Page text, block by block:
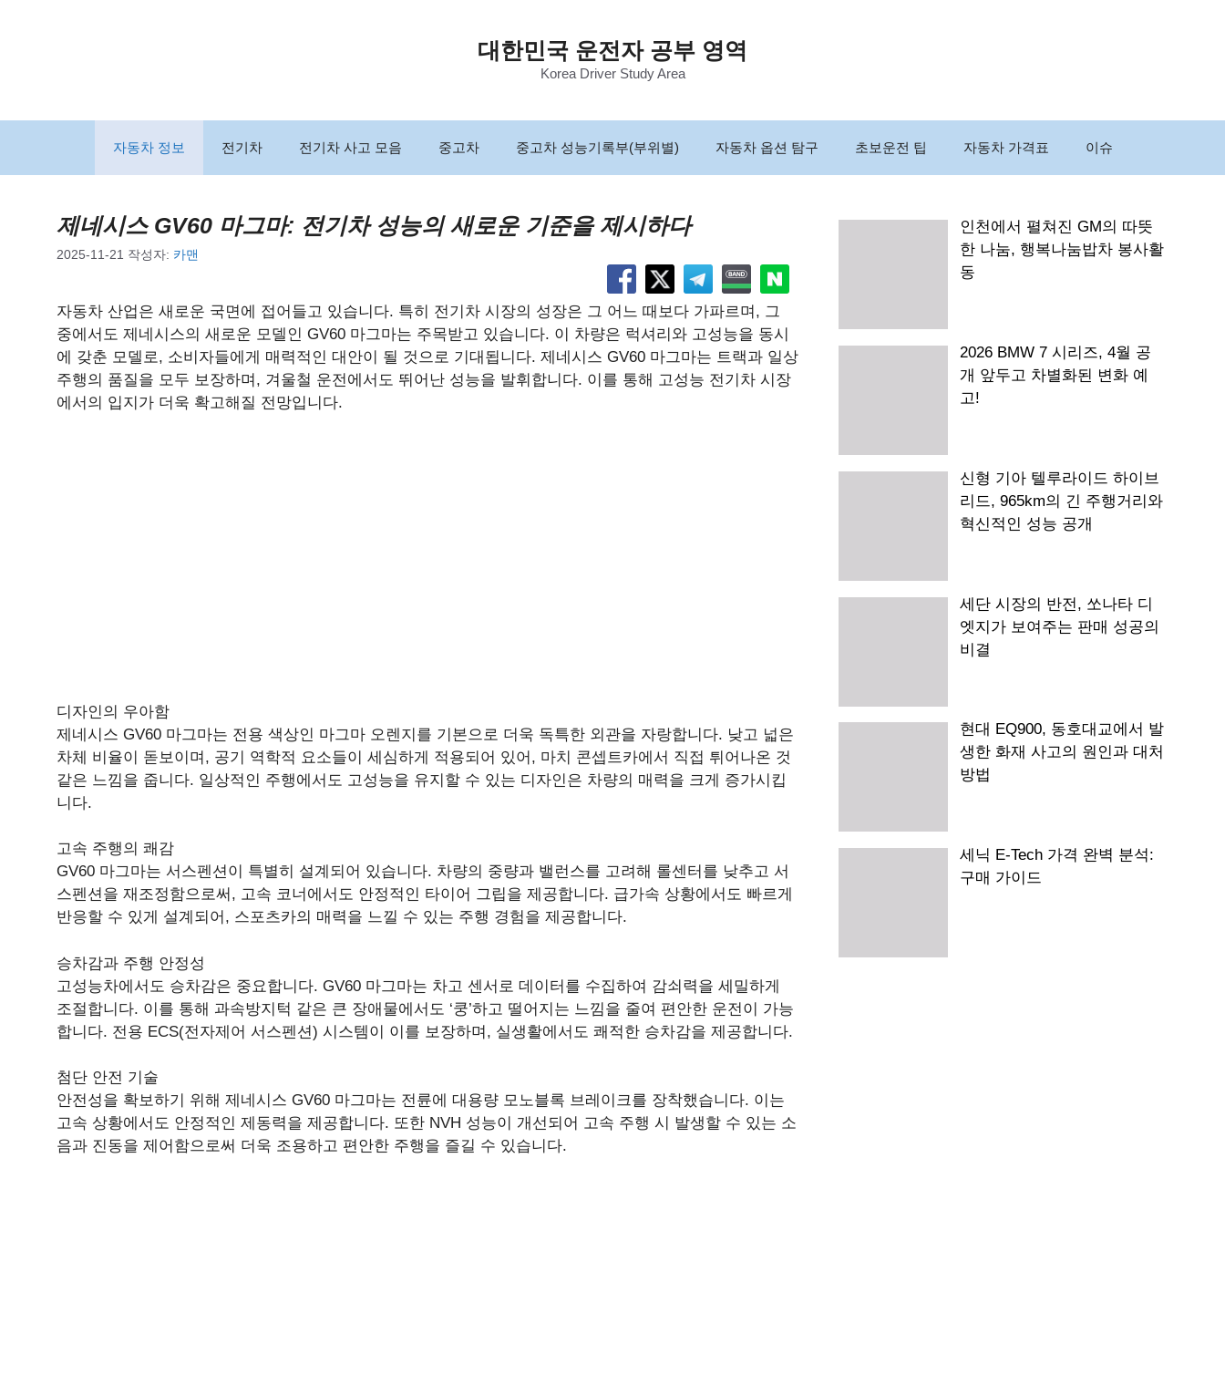
너
대한민국 운전자 공부 영역
Korea Driver Study Area
자동차 정보 전기차 전기차 사고 모음 중고차 중고차 성능기록부(부위별) 자동차 옵션 탐구 초보운전 팁 자동차 가격표 이슈
제네시스 GV60 마그마: 전기차 성능의 새로운 기준을 제시하다
2025-11-21 작성자: 카맨
자동차 산업은 새로운 국면에 접어들고 있습니다. 특히 전기차 시장의 성장은 그 어느 때보다 가파르며, 그
중에서도 제네시스의 새로운 모델인 GV60 마그마는 주목받고 있습니다. 이 차량은 럭셔리와 고성능을 동시
에 갖춘 모델로, 소비자들에게 매력적인 대안이 될 것으로 기대됩니다. 제네시스 GV60 마그마는 트랙과 일상
주행의 품질을 모두 보장하며, 겨울철 운전에서도 뛰어난 성능을 발휘합니다. 이를 통해 고성능 전기차 시장
에서의 입지가 더욱 확고해질 전망입니다.
디자인의 우아함
제네시스 GV60 마그마는 전용 색상인 마그마 오렌지를 기본으로 더욱 독특한 외관을 자랑합니다. 낮고 넓은
차체 비율이 돋보이며, 공기 역학적 요소들이 세심하게 적용되어 있어, 마치 콘셉트카에서 직접 튀어나온 것
같은 느낌을 줍니다. 일상적인 주행에서도 고성능을 유지할 수 있는 디자인은 차량의 매력을 크게 증가시킵
니다.
고속 주행의 쾌감
GV60 마그마는 서스펜션이 특별히 설계되어 있습니다. 차량의 중량과 밸런스를 고려해 롤센터를 낮추고 서
스펜션을 재조정함으로써, 고속 코너에서도 안정적인 타이어 그립을 제공합니다. 급가속 상황에서도 빠르게
반응할 수 있게 설계되어, 스포츠카의 매력을 느낄 수 있는 주행 경험을 제공합니다.
승차감과 주행 안정성
고성능차에서도 승차감은 중요합니다. GV60 마그마는 차고 센서로 데이터를 수집하여 감쇠력을 세밀하게
조절합니다. 이를 통해 과속방지턱 같은 큰 장애물에서도 ‘쿵’하고 떨어지는 느낌을 줄여 편안한 운전이 가능
합니다. 전용 ECS(전자제어 서스펜션) 시스템이 이를 보장하며, 실생활에서도 쾌적한 승차감을 제공합니다.
첨단 안전 기술
안전성을 확보하기 위해 제네시스 GV60 마그마는 전륜에 대용량 모노블록 브레이크를 장착했습니다. 이는
고속 상황에서도 안정적인 제동력을 제공합니다. 또한 NVH 성능이 개선되어 고속 주행 시 발생할 수 있는 소
음과 진동을 제어함으로써 더욱 조용하고 편안한 주행을 즐길 수 있습니다.
인천에서 펼쳐진 GM의 따뜻
한 나눔, 행복나눔밥차 봉사활
동
2026 BMW 7 시리즈, 4월 공
개 앞두고 차별화된 변화 예
고!
신형 기아 텔루라이드 하이브
리드, 965km의 긴 주행거리와
혁신적인 성능 공개
세단 시장의 반전, 쏘나타 디
엣지가 보여주는 판매 성공의
비결
현대 EQ900, 동호대교에서 발
생한 화재 사고의 원인과 대처
방법
세닉 E-Tech 가격 완벽 분석:
구매 가이드